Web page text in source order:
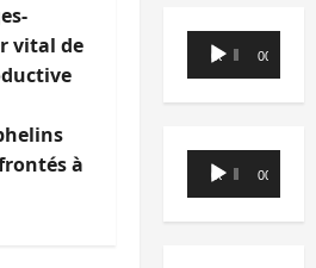
vital de
à
Lecteur
audio
00:00 00:00
Lecteur
audio
00:00 00:00